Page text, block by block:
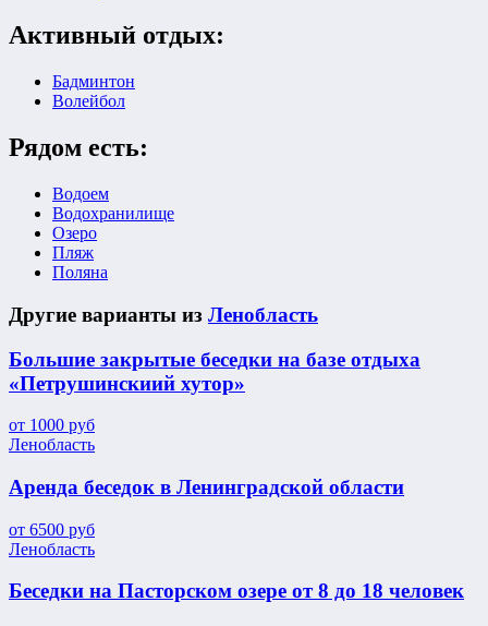
Активный отдых:
Бадминтон
Волейбол
Рядом есть:
Водоем
Водохранилище
Озеро
Пляж
Поляна
Другие варианты из Ленобласть
Большие закрытые беседки на базе отдыха
«Петрушинскиий хутор»
от 1000 руб
Ленобласть
Аренда беседок в Ленинградской области
от 6500 руб
Ленобласть
Беседки на Пасторском озере от 8 до 18 человек